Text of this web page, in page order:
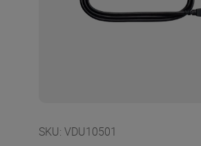
SKU: VDU10501